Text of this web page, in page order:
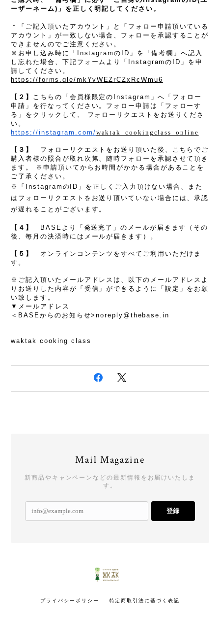
ーザーネーム)」を正しく明記してください。
＊「ご記入頂いたアカウント」と「フォロー申請頂いている
アカウント」が一致しない場合、フォローを承認することが
できませんのでご注意ください。
※お申し込み時に「InstagramのID」を「備考欄」へ記入
し忘れた場合、下記フォームより
「InstagramのID」を申
請してください。
https://forms.gle/mkYvWEZrCZxRcWmu6
【２】 こちらの「会員様限定のInstagram」へ「フォロー
申請」を行なってください。フォロー申請は
「フォローす
る」をクリックして、 フォローリクエストをお送りくださ
い。
https://instagram.com/waktak_cookingclass_online
【３】
フォローリクエストをお送り頂いた後、こちらでご
購入者様の照合が取れ次第、随時フォローを承認させて頂き
ます。 ※ 申請頂いてからお時間がかかる場合があることを
ご了承ください。
※「InstagramのID」を正しくご入力頂けない場合、また
はフォローリクエストをお送り頂いていない場合には、承認
が遅れることがございます。
【４】
BASEより「発送完了」のメールが届きます（その
後、毎月の決済時にはメールが届きます）。
【５】
オンラインコンテンツをすべてご利用いただけま
す。
※ご記入頂いたメールアドレスは、以下のメールアドレスよ
りお送りした内容が「受信」ができるように「設定」をお願
い致します。
▼メールアドレス
＜BASEからのお知らせ>noreply@thebase.in
waktak cooking class
Mail Magazine
新商品やキャンペーンなどの最新情報をお届けいたしま
す。
登録
プライバシーポリシー 特定商取引法に基づく表記